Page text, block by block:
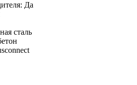
Да
сталь